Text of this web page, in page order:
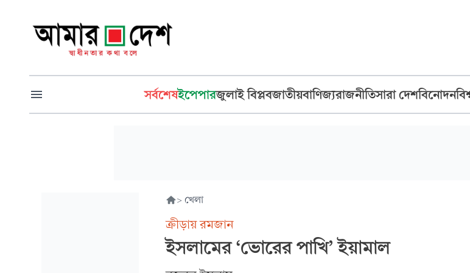
সর্বশেষইপেপারজুলাই বিপ্লবজাতীয়বাণিজ্যরাজনীতিসারা দেশবিনোদন
> খেলা
ক্রীড়ায় রমজান
ইসলামের ‘ভোরের পাখি’ ইয়ামাল